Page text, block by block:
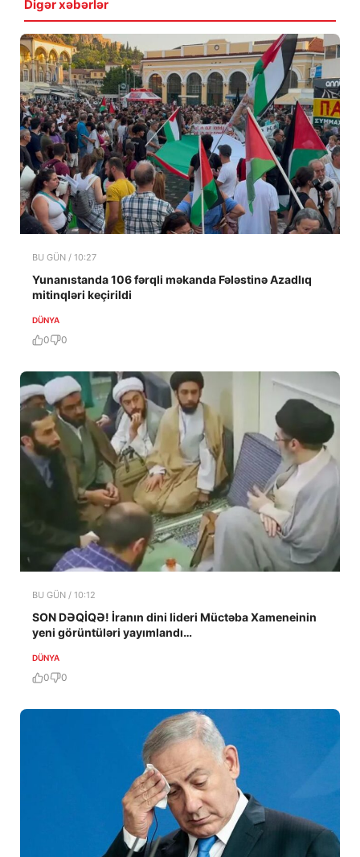
Digər xəbərlər
BU GÜN / 10:27
Yunanıstanda 106 fərqli məkanda Fələstinə Azadlıq
mitinqləri keçirildi
DÜNYA
0 0
BU GÜN / 10:12
SON DƏQİQƏ! İranın dini lideri Müctəba Xameneinin
yeni görüntüləri yayımlandı…
DÜNYA
0 0